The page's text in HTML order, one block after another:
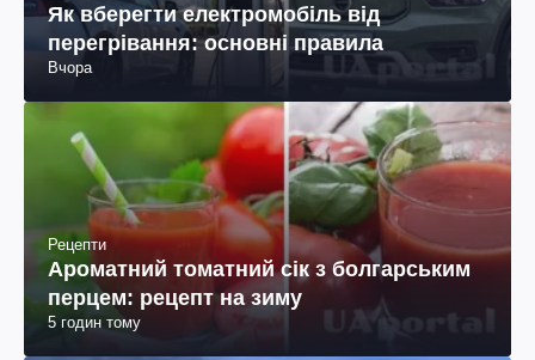
Як вберегти електромобіль від
перегрівання: основні правила
Вчора
Рецепти
Ароматний томатний сік з болгарським
перцем: рецепт на зиму
5 годин тому